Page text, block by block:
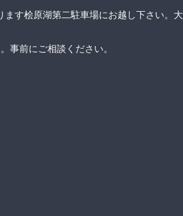
す桧原湖第二駐車場にお越し下さい。大
事前にご相談ください。